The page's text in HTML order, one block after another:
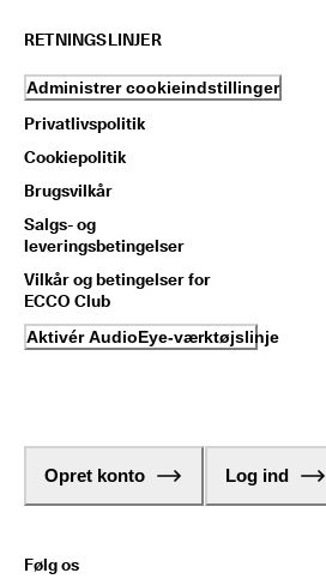
RETNINGSLINJER
Administrer cookieindstillinger
Privatlivspolitik
Cookiepolitik
Brugsvilkår
Salgs- og
leveringsbetingelser
Vilkår og betingelser for
ECCO Club
Aktivér AudioEye-værktøjslinje
Opret konto Log ind
Følg os